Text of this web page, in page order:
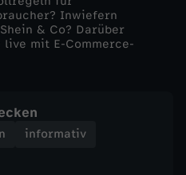
Inwiefern
& Co? Darüber
live mit E-Commerce-
informativ